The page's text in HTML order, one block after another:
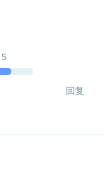
5
回复